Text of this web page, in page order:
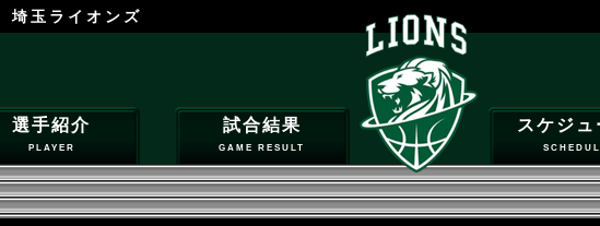
埼玉ライオンズ
選手紹介
PLAYER
試合結果
GAME RESULT
スケジュ